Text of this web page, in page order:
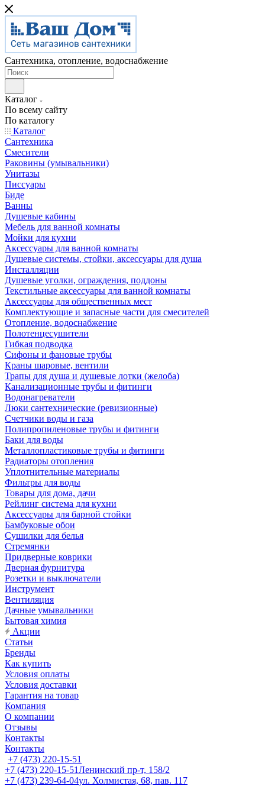
Сантехника, отопление, водоснабжение
Каталог
По всему сайту
По каталогу
Каталог
Сантехника
Смесители
Раковины (умывальники)
Унитазы
Писсуары
Биде
Ванны
Душевые кабины
Мебель для ванной комнаты
Мойки для кухни
Аксессуары для ванной комнаты
Душевые системы, стойки, аксессуары для душа
Инсталляции
Душевые уголки, ограждения, поддоны
Текстильные аксессуары для ванной комнаты
Аксессуары для общественных мест
Комплектующие и запасные части для смесителей
Отопление, водоснабжение
Полотенцесушители
Гибкая подводка
Сифоны и фановые трубы
Краны шаровые, вентили
Трапы для душа и душевые лотки (желоба)
Канализационные трубы и фитинги
Водонагреватели
Люки сантехнические (ревизионные)
Счетчики воды и газа
Полипропиленовые трубы и фитинги
Баки для воды
Металлопластиковые трубы и фитинги
Радиаторы отопления
Уплотнительные материалы
Фильтры для воды
Товары для дома, дачи
Рейлинг система для кухни
Аксессуары для барной стойки
Бамбуковые обои
Сушилки для белья
Стремянки
Придверные коврики
Дверная фурнитура
Розетки и выключатели
Инструмент
Вентиляция
Дачные умывальники
Бытовая химия
Акции
Статьи
Бренды
Как купить
Условия оплаты
Условия доставки
Гарантия на товар
Компания
О компании
Отзывы
Контакты
Контакты
+7 (473) 220-15-51
+7 (473) 220-15-51Ленинский пр-т, 158/2
+7 (473) 239-64-04ул. Холмистая, 68, пав. 117